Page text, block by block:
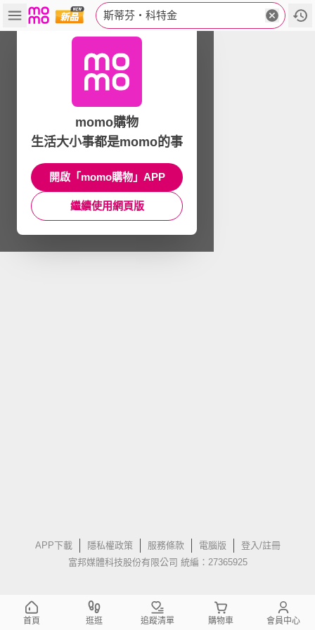
斯蒂芬‧科特金
APP下載 隱私權政策 服務條款 電腦版
登入/註冊
富邦媒體科技股份有限公司 統編：27365925
momo購物
生活大小事都是momo的事
開啟「momo購物」APP
繼續使用網頁版
首頁 逛逛 追蹤清單 購物車 會員中心